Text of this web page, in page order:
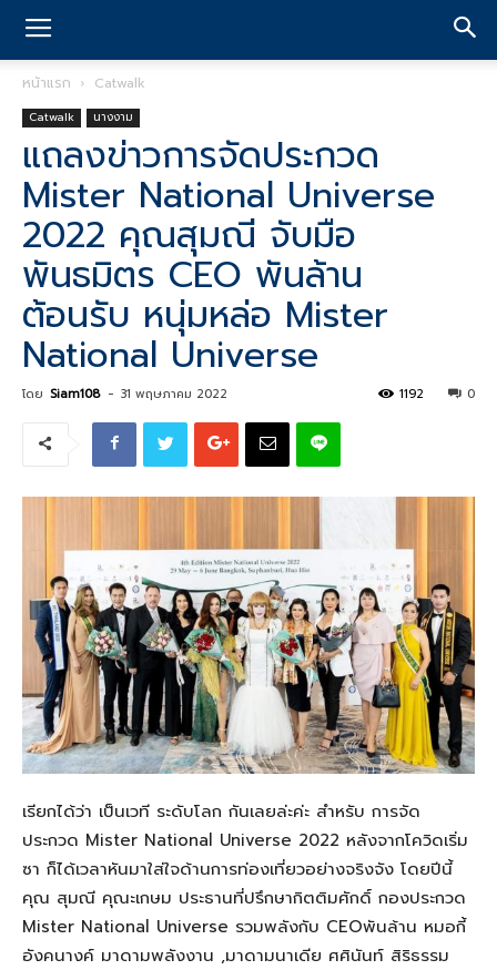
หน้าแรก Catwalk
Catwalk นางงาม
แถลงข่าวการจัดประกวด
Mister National Universe
2022 คุณสุมณี จับมือ
พันธมิตร CEO พันล้าน
ต้อนรับ หนุ่มหล่อ Mister
National Universe
โดย Siam108 - 31 พฤษภาคม 2022 0
1192
เรียกได้ว่า เป็นเวที ระดับโลก กันเลยล่ะค่ะ สำหรับ การจัด
ประกวด Mister National Universe 2022 หลังจากโควิดเริ่ม
ซา ก็ได้เวลาหันมาใส่ใจด้านการท่องเที่ยวอย่างจริงจัง โดยปีนี้
คุณ สุมณี คุณะเกษม ประธานที่ปรึกษากิตติมศักดิ์ กองประกวด
Mister National Universe รวมพลังกับ CEOพันล้าน หมอกี้
อังคนางค์ มาดามพลังงาน ,มาดามนาเดีย ศศินันท์ สิริธรรม